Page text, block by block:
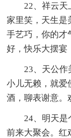
22、祥云
家里笑，天生是
手艺巧，你的才
好，快乐大摆宴
23、天公作
小儿无赖，就爱
酒，聊表谢意。
24、明天是
前来大聚会。红